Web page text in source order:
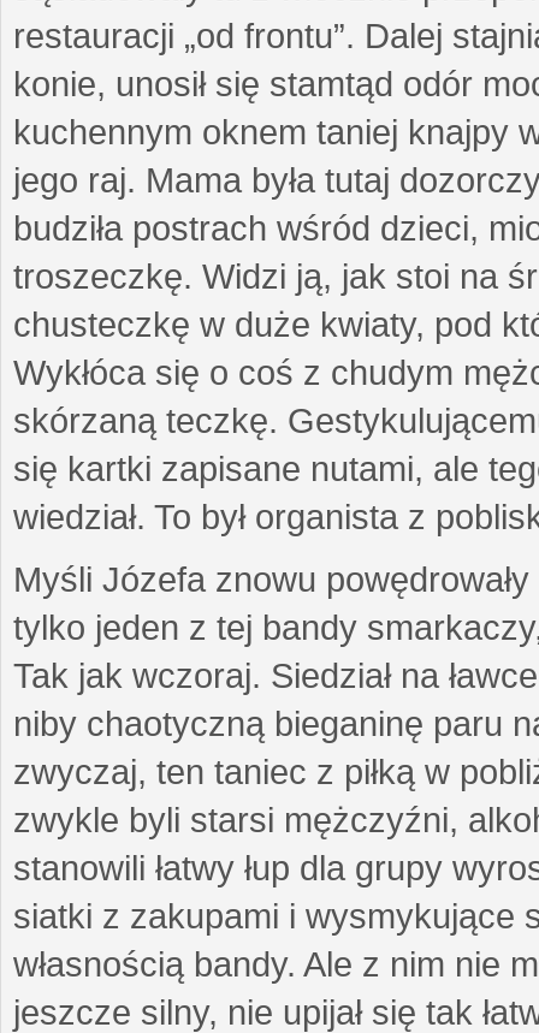
restauracji „od frontu”. Dalej
konie, unosił się stamtąd odór
kuchennym oknem taniej knajpy
jego raj. Mama była tutaj
budziła postrach wśród dzieci,
troszeczkę. Widzi ją, jak stoi na
chusteczkę w duże kwiaty, pod
Wykłóca się o coś z chudym
skórzaną teczkę.
się kartki zapisane nutami, ale
wiedział. To był organista z
Myśli Józefa znowu
tylko jeden z tej bandy
Tak jak wczoraj. Siedział na
niby chaotyczną bieganinę paru
zwyczaj, ten taniec z piłką w
zwykle byli starsi mężczyźni,
stanowili łatwy łup dla grupy
siatki z zakupami i wysmykujące
własnością bandy. Ale z nim nie
jeszcze silny, nie upijał się tak